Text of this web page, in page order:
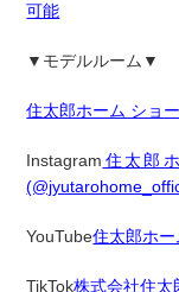
可能
▼モデルルーム▼
住太郎ホーム ショ
Instagram 住太郎
YouTube住太郎ホ
TikTok株式会社住太